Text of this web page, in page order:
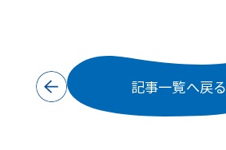
記事一覧へ戻る